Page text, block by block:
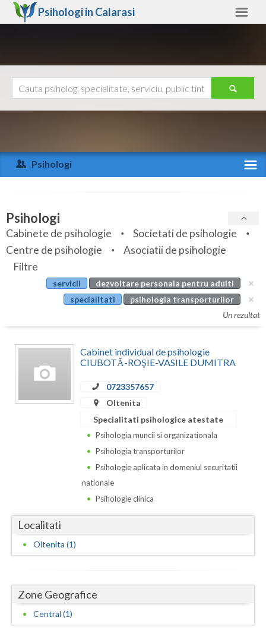
Psihologi in Calarasi
Arad
Arges
Bihor
Bistrita-Nasaud
Botosani
Bucuresti
Buzau
Dolj
Galati
Giurgiu
Gorj
Ajutor
Psihologi
Specialitati
Servicii
Articole
Evenimente
Psihologi
Cabinete de psihologie
Societati de psihologie
Centre de psihologie
Asociatii de psihologie
Filtre
servicii
dezvoltare personala pentru adulti
specialitati
psihologia transporturilor
Un rezultat
Cabinet individual de psihologie
CIUBOTĂ-ROŞIE-VASILE DUMITRA
0723357657
Oltenita
Specialitati psihologice atestate
Psihologia muncii si organizationala
Psihologia transporturilor
Psihologie aplicata in domeniul securitatii
nationale
Psihologie clinica
Localitati
Oltenita (1)
Zone Geografice
Central (1)